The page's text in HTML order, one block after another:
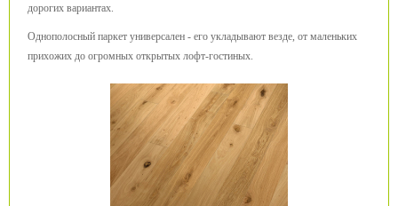
дорогих вариантах.
Однополосный паркет универсален - его укладывают везде, от маленьких
прихожих до огромных открытых лофт-гостиных.